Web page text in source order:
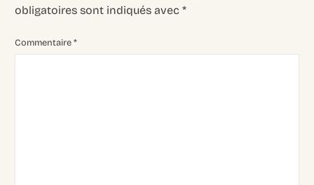
obligatoires sont indiqués avec*
Commentaire*